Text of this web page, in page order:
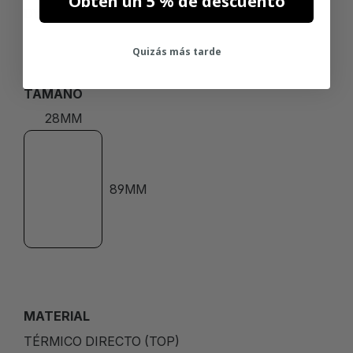
TAMAÑO
28MM
89MM
MATERIAL
TÉRMICO DIRECTO (TOP)
Quizás más tarde